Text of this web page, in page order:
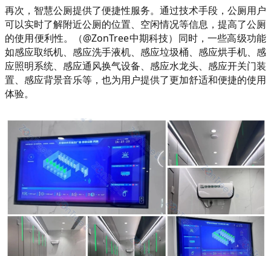
再次，智慧公厕提供了便捷性服务。通过技术手段，公厕用户
可以实时了解附近公厕的位置、空闲情况等信息，提高了公厕
的使用便利性。（@ZonTree中期科技）同时，一些高级功能
如感应取纸机、感应洗手液机、感应垃圾桶、感应烘手机、感
应照明系统、感应通风换气设备、感应水龙头、感应开关门装
置、感应背景音乐等，也为用户提供了更加舒适和便捷的使用
体验。